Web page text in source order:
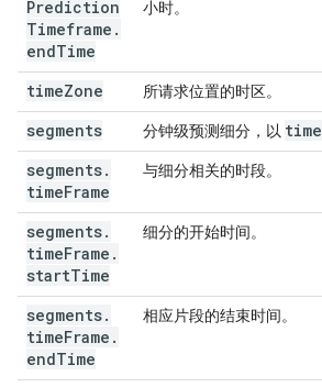
Prediction
Timeframe .
endTime
小时。
timeZone 所请求位置的时区。
segments 分钟级预测细分，以 time
segments.
timeFrame
与细分相关的时段。
segments.
timeFrame .
startTime
细分的开始时间。
segments.
timeFrame .
endTime
相应片段的结束时间。